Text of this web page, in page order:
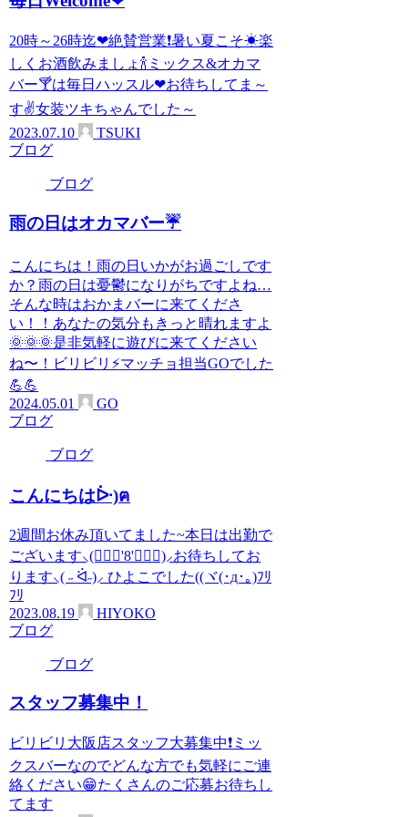
20時～26時迄❤絶賛営業❗暑い夏こそ☀楽
しくお酒飲みましょ🍾ミックス&オカマ
バー🍸は毎日ハッスル❤お待ちしてま～
す✌女装ツキちゃんでした～
2023.07.10
TSUKI
ブログ
ブログ
雨の日はオカマバー☔
こんにちは！雨の日いかがお過ごしです
か？雨の日は憂鬱になりがちですよね…
そんな時はおかまバーに来てくださ
い！！あなたの気分もきっと晴れますよ
🌞🌞🌞是非気軽に遊びに来てください
ね〜！ビリビリ⚡️マッチョ担当GOでした
💪💪
2024.05.01
GO
ブログ
ブログ
こんにちはᐕ)ฅ
2週間お休み頂いてました~本日は出勤で
ございます⸜(๑⃙⃘'8'๑⃙⃘)⸝お待ちしてお
ります‪⸜(‪ ˶ ᐛ˶)‪⸝ ひよこでした((ヾ(･д･｡)ﾌﾘ
ﾌﾘ
2023.08.19
HIYOKO
ブログ
ブログ
スタッフ募集中！
ビリビリ大阪店スタッフ大募集中❗ミッ
クスバーなのでどんな方でも気軽にご連
絡ください😁たくさんのご応募お待ちし
てます